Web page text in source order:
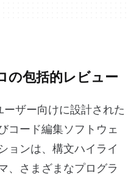
の包括的レビュー
ザー向けに設計された
コード編集ソフトウェ
ョンは、構文ハイライ
、さまざまなプログラ